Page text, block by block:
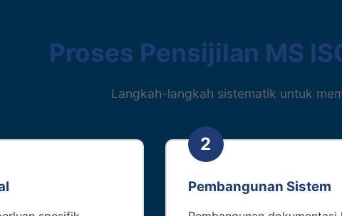
Proses Pensijilan MS
Langkah-langkah sistematik untuk
2
Pembangunan Sistem